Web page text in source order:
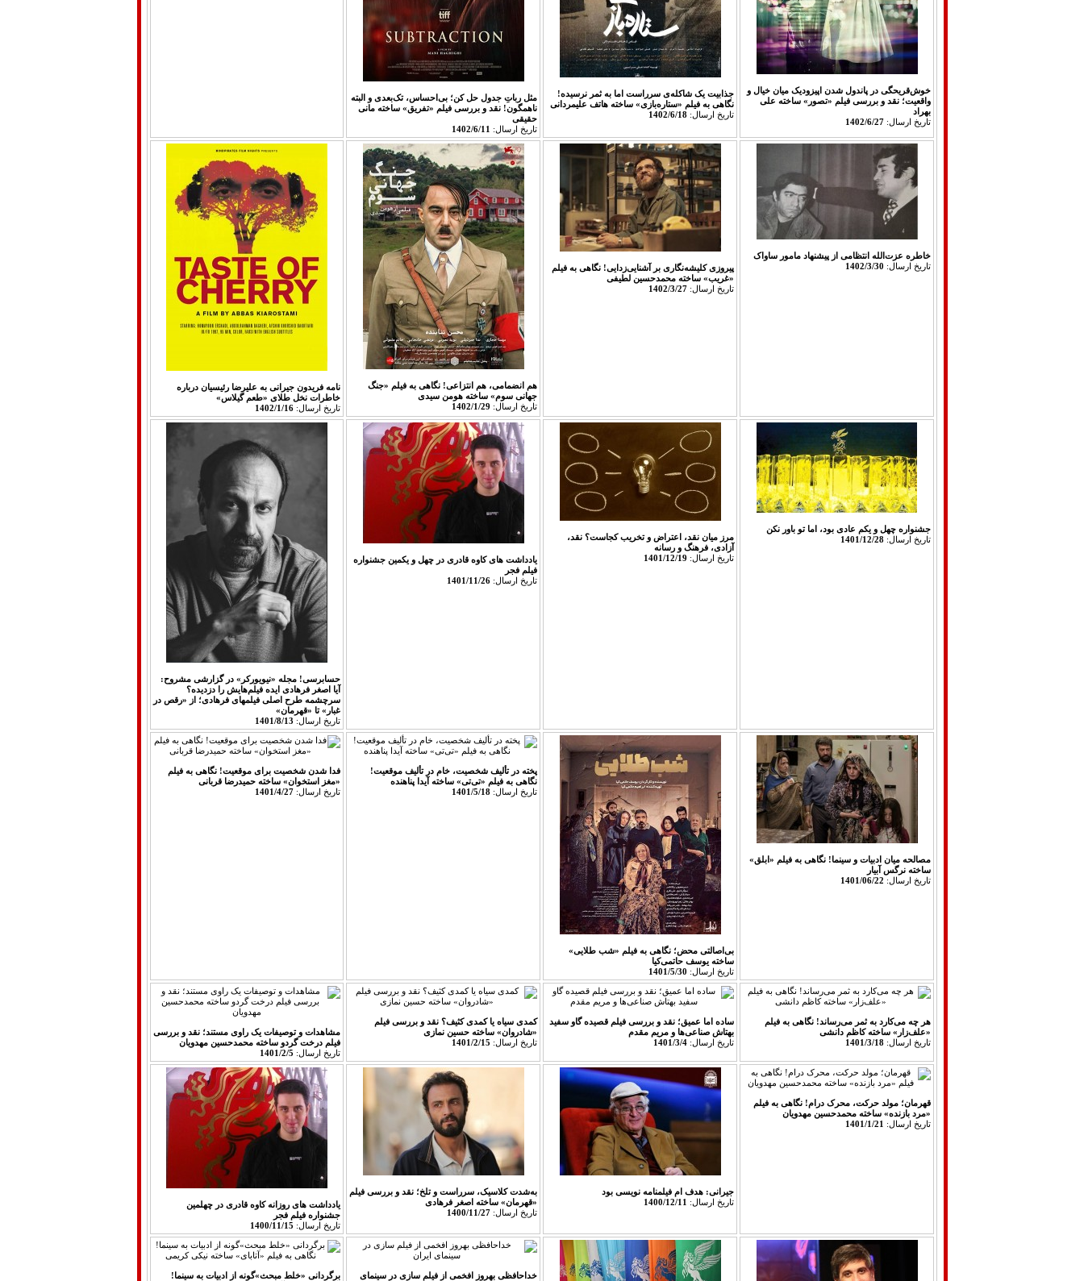
خوش‌قریحگی در پاندول شدن اپیزودیک میان خیال و
واقعیت؛ نقد و بررسی فیلم «تصور» ساخته علی
بهراد
تاريخ ارسال: 1402/6/27
جذابیت یک شاکله‌ی سرراست اما به ثمر نرسیده!
نگاهی به فیلم «ستاره‌بازی» ساخته هاتف علیمردانی‎
تاريخ ارسال: 1402/6/18
مثل رباتِ جدول حل کن؛ بی‌احساس، تک‌بعدی و البته
ناهمگون! نقد و بررسی فیلم «تفریق» ساخته مانی
حقیقی
تاريخ ارسال: 1402/6/11
خاطره عزت‌الله انتظامی از پیشنهاد مامور ساواک
تاريخ ارسال: 1402/3/30
پیروزی کلیشه‌نگاری بر آشنایی‌زدایی! نگاهی به فیلم
«غریب» ساخته محمدحسین لطیفی‎
تاريخ ارسال: 1402/3/27
هم انضمامی، هم انتزاعی! نگاهی به فیلم «جنگ
جهانی سوم» ساخته هومن سیدی‎‎
تاريخ ارسال: 1402/1/29
نامه فریدون جیرانی به علیرضا رئیسیان درباره
خاطرات نخل طلای «طعم گیلاس»
تاريخ ارسال: 1402/1/16
جشنواره چهل و یکم عادی بود، اما تو باور نکن
تاريخ ارسال: 1401/12/28
مرز میان نقد، اعتراض و تخریب کجاست؟ نقد،
آزادی، فرهنگ و رسانه
تاريخ ارسال: 1401/12/19
یادداشت های کاوه قادری در چهل و یکمین جشنواره
فیلم فجر
تاريخ ارسال: 1401/11/26
حسابرسی! مجله «نیویورکر» در گزارشی مشروح:
آیا اصغر فرهادی ایده فیلم‌هایش را دزدیده؟
سرچشمه طرح اصلی فیلمهای فرهادی؛ از «رقص در
غبار» تا «قهرمان»
تاريخ ارسال: 1401/8/13
مصالحه میان ادبیات و سینما! نگاهی به فیلم «ابلق»
ساخته نرگس آبیار‎‎
تاريخ ارسال: 1401/06/22
بی‌اصالتی محض؛ نگاهی به فیلم «شب طلایی»
ساخته یوسف حاتمی‌کیا‎‎
تاريخ ارسال: 1401/5/30
پخته در تألیف شخصیت، خام در تألیف موقعیت!
نگاهی به فیلم «تی‌تی» ساخته آیدا پناهنده‎‎
تاريخ ارسال: 1401/5/18
فدا شدن شخصیت برای موقعیت! نگاهی به فیلم
«مغز استخوان» ساخته حمیدرضا قربانی‎‎
تاريخ ارسال: 1401/4/27
هر چه می‌کارد به ثمر می‌رساند! نگاهی به فیلم
«علف‌زار» ساخته کاظم دانشی‎‎
تاريخ ارسال: 1401/3/18
ساده اما عمیق؛ نقد و بررسی فیلم قصیده گاو سفید
بهتاش صناعی‌ها و مریم مقدم
تاريخ ارسال: 1401/3/4
کمدی سیاه یا کمدی کثیف؟ نقد و بررسی فیلم
«شادروان» ساخته حسین نمازی
تاريخ ارسال: 1401/2/15
مشاهدات و توصیفات یک راوی مستند؛ نقد و بررسی
فیلم درخت گردو ساخته محمدحسین مهدویان
تاريخ ارسال: 1401/2/5
قهرمان؛ مولد حرکت، محرک درام! نگاهی به فیلم
«مرد بازنده» ساخته محمدحسین مهدویان‎‎
تاريخ ارسال: 1401/1/21
جیرانی: هدف­ ام فیلمنامه نویسی بود
تاريخ ارسال: 1400/12/11
به‌شدت کلاسیک، سرراست و تلخ؛ نقد و بررسی فیلم
«قهرمان» ساخته اصغر فرهادی‎‎
تاريخ ارسال: 1400/11/27
یادداشت های روزانه کاوه قادری در چهلمین
جشنواره فیلم فجر
تاريخ ارسال: 1400/11/15
خداحافظی بهروز افخمی از فیلم سازی در سینمای برگردانی «خلط مبحث»گونه از ادبیات به سینما!